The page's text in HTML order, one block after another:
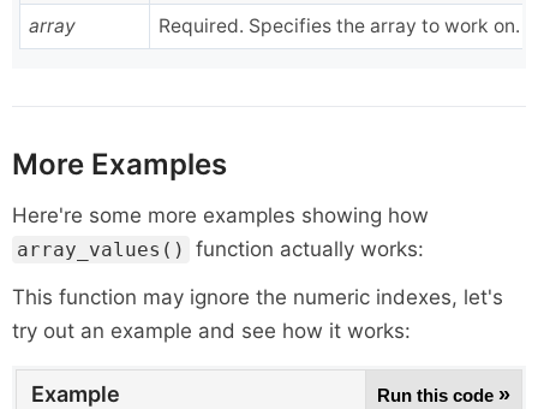
array Required. Specifies the array to work on.
More Examples
Here're some more examples showing how
array_values()
function actually works:
This function may ignore the numeric indexes, let's
try out an example and see how it works:
Example Run this code »